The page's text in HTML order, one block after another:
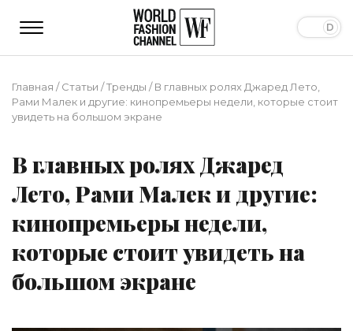
Главная /Статьи /Тренды /В главных ролях Джаред Лето,
Рами Малек и другие: кинопремьеры недели, которые стоит
увидеть на большом экране
В главных ролях Джаред
Лето, Рами Малек и другие:
кинопремьеры недели,
которые стоит увидеть на
большом экране